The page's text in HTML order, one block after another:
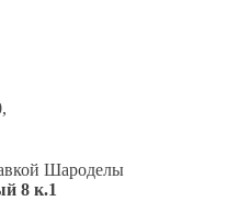
,
Шароделы
8 к.1